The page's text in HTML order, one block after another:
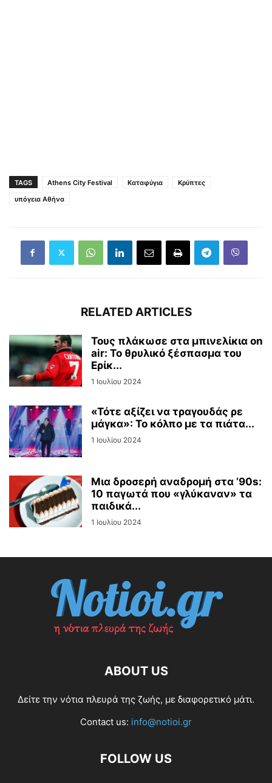
TAGS Athens City Festival Καταφύγια
Κρύπτες
υπόγεια Αθήνα
RELATED ARTICLES
Τους πλάκωσε στα μπινελίκια on
air: Το θρυλικό ξέσπασμα του
Ερίκ...
1 Ιουλίου 2024
«Τότε αξίζει να τραγουδάς ρε
μάγκα»: Το κόλπο με τα πιάτα...
1 Ιουλίου 2024
Μια δροσερή αναδρομή στα ’90s:
10 παγωτά που «γλύκαναν» τα
παιδικά...
1 Ιουλίου 2024
ABOUT US
Δείτε την νότια πλευρά της ζωής, με διαφορετικό μάτι.
Contact us: info@notioi.gr
FOLLOW US